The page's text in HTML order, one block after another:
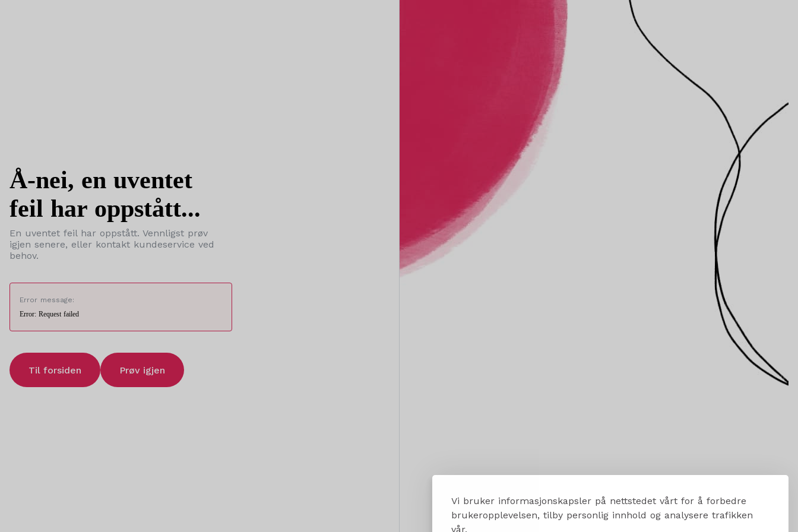
Vi bruker informasjonskapsler på nettstedet vårt for å forbedre
brukeropplevelsen, tilby personlig innhold og analysere trafikken
vår.
Å-nei, en uventet
feil har oppstått...
En uventet feil har oppstått. Vennligst prøv
igjen senere, eller kontakt kundeservice ved
behov.
Error message:
Error: Request failed
Til forsiden Prøv igjen